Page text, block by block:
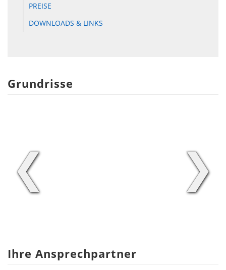
PREISE
DOWNLOADS & LINKS
Grundrisse
❮ ❯
Ihre Ansprechpartner